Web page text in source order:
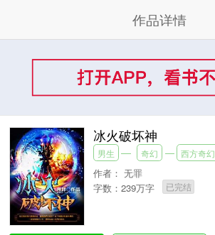
作品详情
冰火破坏神
男生 奇幻 西方奇幻
作者： 无罪
字数：239万字
已完结